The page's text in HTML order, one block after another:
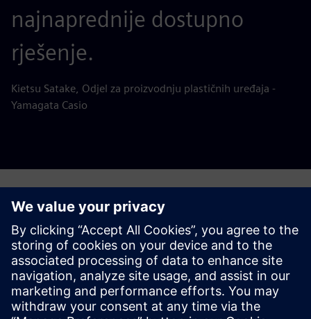
najnaprednije dostupno
rješenje.
Kietsu Satake, Odjel za proizvodnju plastičnih uređaja -
Yamagata Casio
Lako je započeti s Designcentrom
Odaberite između četiri fleksibilna,unaprijed pakirana
rješenja Designcenter X koji pružaju svu dizajnersku snagu
visokih performansi koja vam je potrebna.